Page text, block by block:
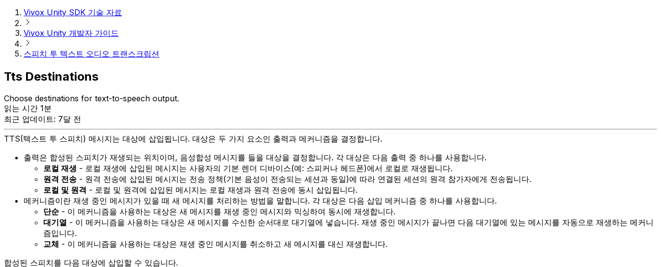
Vivox Unity SDK 기술 자료
Vivox Unity 개발자 가이드
스피치 투 텍스트 오디오 트랜스크립션
Tts Destinations
Choose destinations for text-to-speech output.
읽는 시간 1분
최근 업데이트: 7달 전
TTS(텍스트 투 스피치) 메시지는 대상에 삽입됩니다. 대상은 두 가지 요소인 출력과 메커니즘을 결정합니다.
출력은 합성된 스피치가 재생되는 위치이며, 음성합성 메시지를 들을 대상을 결정합니다. 각 대상은 다음 출력 중 하나를 사용합니다.
로컬 재생 - 로컬 재생에 삽입된 메시지는 사용자의 기본 렌더 디바이스(예: 스피커나 헤드폰)에서 로컬로 재생됩니다.
원격 전송 - 원격 전송에 삽입된 메시지는 전송 정책(기본 음성이 전송되는 세션과 동일)에 따라 연결된 세션의 원격 참가자에게 전송됩니다.
로컬 및 원격 - 로컬 및 원격에 삽입된 메시지는 로컬 재생과 원격 전송에 동시 삽입됩니다.
메커니즘이란 재생 중인 메시지가 있을 때 새 메시지를 처리하는 방법을 말합니다. 각 대상은 다음 삽입 메커니즘 중 하나를 사용합니다.
단순 - 이 메커니즘을 사용하는 대상은 새 메시지를 재생 중인 메시지와 믹싱하여 동시에 재생합니다.
대기열 - 이 메커니즘을 사용하는 대상은 새 메시지를 수신한 순서대로 대기열에 넣습니다. 재생 중인 메시지가 끝나면 다음 대기열에 있는 메시지를 자동으로 재생하는 메커니
즘입니다.
교체 - 이 메커니즘을 사용하는 대상은 재생 중인 메시지를 취소하고 새 메시지를 대신 재생합니다.
합성된 스피치를 다음 대상에 삽입할 수 있습니다.